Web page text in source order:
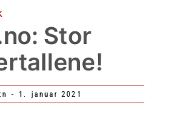
Stor
-1. januar 2021